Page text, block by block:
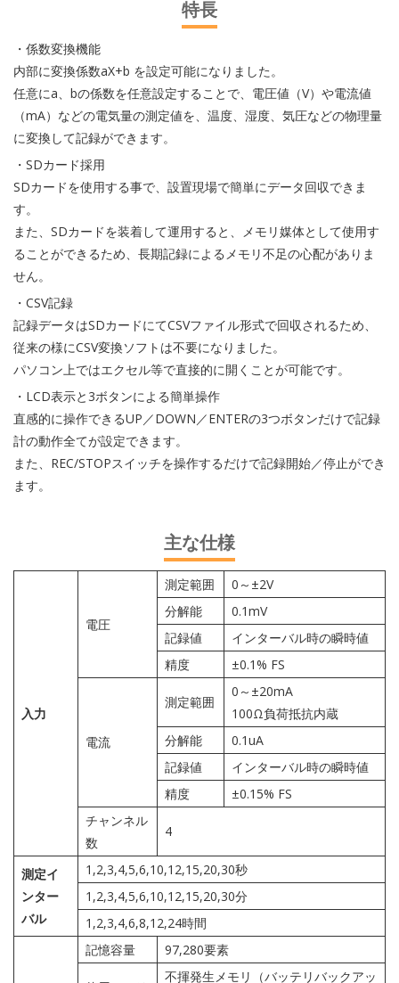
特長
・係数変換機能
内部に変換係数aX+b を設定可能になりました。
任意にa、bの係数を任意設定することで、電圧値（V）や電流値
（mA）などの電気量の測定値を、温度、湿度、気圧などの物理量
に変換して記録ができます。
・SDカード採用
SDカードを使用する事で、設置現場で簡単にデータ回収できま
す。
また、SDカードを装着して運用すると、メモリ媒体として使用す
ることができるため、長期記録によるメモリ不足の心配がありま
せん。
・CSV記録
記録データはSDカードにてCSVファイル形式で回収されるため、
従来の様にCSV変換ソフトは不要になりました。
パソコン上ではエクセル等で直接的に開くことが可能です。
・LCD表示と3ボタンによる簡単操作
直感的に操作できるUP／DOWN／ENTERの3つボタンだけで記録
計の動作全てが設定できます。
また、REC/STOPスイッチを操作するだけで記録開始／停止ができ
ます。
主な仕様
入力
電圧
測定範囲
0～±2V
分解能
0.1mV
記録値
インターバル時の瞬時値
精度
±0.1% FS
電流
測定範囲
0～±20mA
100Ω負荷抵抗内蔵
分解能
0.1uA
記録値
インターバル時の瞬時値
精度
±0.15% FS
チャンネル
数
4
測定イ
ンター
バル
1,2,3,4,5,6,10,12,15,20,30秒
1,2,3,4,5,6,10,12,15,20,30分
1,2,3,4,6,8,12,24時間
記憶容量
97,280要素
不揮発生メモリ（バッテリバックアッ